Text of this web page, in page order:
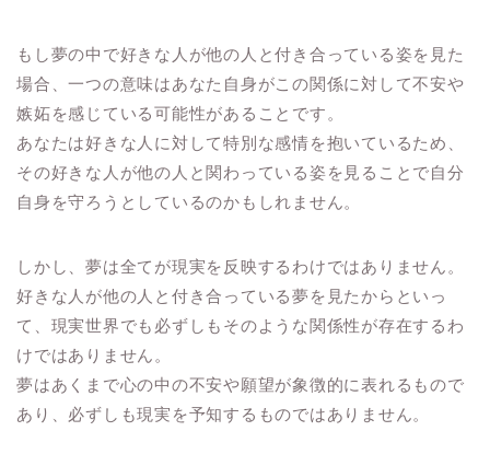
もし夢の中で好きな人が他の人と付き合っている姿を見た
場合、一つの意味はあなた自身がこの関係に対して不安や
嫉妬を感じている可能性があることです。
あなたは好きな人に対して特別な感情を抱いているため、
その好きな人が他の人と関わっている姿を見ることで自分
自身を守ろうとしているのかもしれません。
しかし、夢は全てが現実を反映するわけではありません。
好きな人が他の人と付き合っている夢を見たからといっ
て、現実世界でも必ずしもそのような関係性が存在するわ
けではありません。
夢はあくまで心の中の不安や願望が象徴的に表れるもので
あり、必ずしも現実を予知するものではありません。